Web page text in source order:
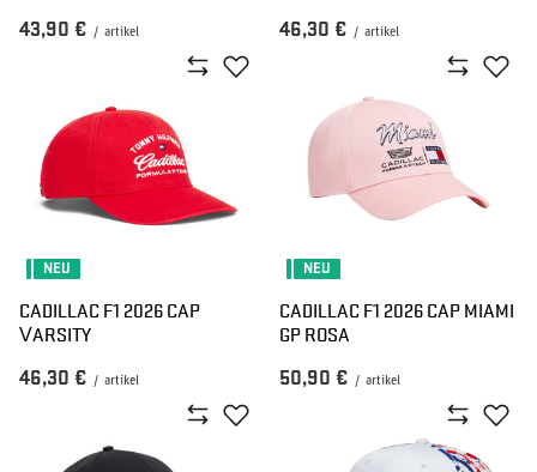
43,90 € / artikel 46,30 € / artikel
NEU
CADILLAC F1 2026 CAP
VARSITY
46,30 € / artikel
NEU
CADILLAC F1 2026 CAP MIAMI
GP ROSA
50,90 € / artikel